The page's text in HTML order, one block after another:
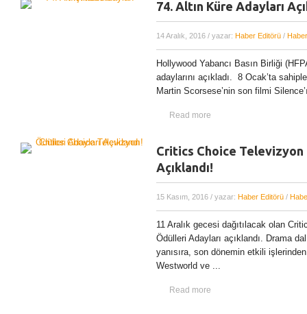
74. Altın Küre Adayları
14 Aralık, 2016 / yazar: Haber Editörü/
Hollywood Yabancı Basın Birliği
adaylarını açıkladı. 8 Ocak’ta
Martin Scorsese’nin son filmi
Read more
Critics Choice Televizyon
Açıklandı!
15 Kasım, 2016 / yazar: Haber Editörü/
11 Aralık gecesi dağıtılacak olan
Ödülleri Adayları açıklandı. Drama
yanısıra, son dönemin etkili
Westworld ve ...
Read more